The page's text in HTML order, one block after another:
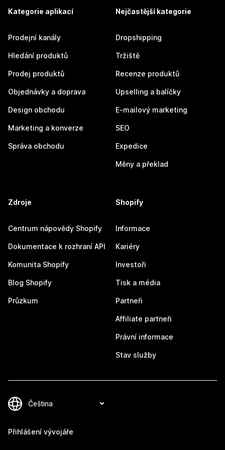
Kategorie aplikací
Prodejní kanály
Hledání produktů
Prodej produktů
Objednávky a doprava
Design obchodu
Marketing a konverze
Správa obchodu
Nejčastější kategorie
Dropshipping
Tržiště
Recenze produktů
Upselling a balíčky
E-mailový marketing
SEO
Expedice
Měny a překlad
Zdroje
Centrum nápovědy Shopify
Dokumentace k rozhraní API
Komunita Shopify
Blog Shopify
Průzkum
Shopify
Informace
Kariéry
Investoři
Tisk a média
Partneři
Affiliate partneři
Právní informace
Stav služby
Přihlášení vývojáře